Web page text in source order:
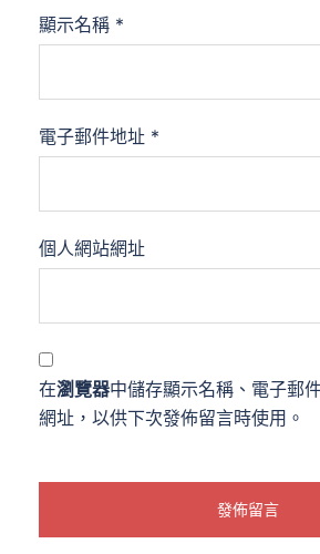
顯示名稱 *
電子郵件地址 *
個人網站網址
在瀏覽器中儲存顯示名稱、電子郵
網址，以供下次發佈留言時使用。